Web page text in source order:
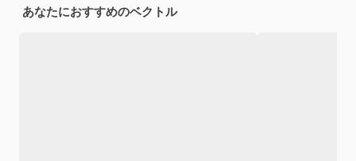
あなたにおすすめのベクトル